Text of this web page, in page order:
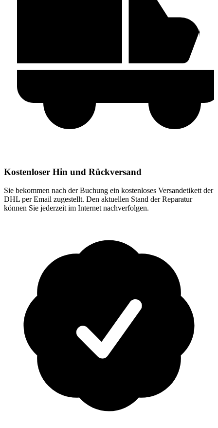
Kostenloser Hin und Rückversand
Sie bekommen nach der Buchung ein kostenloses Versandetikett der
DHL per Email zugestellt. Den aktuellen Stand der Reparatur
können Sie jederzeit im Internet nachverfolgen.